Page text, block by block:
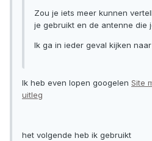
Zou je iets meer kunnen
je gebruikt en de antenne die
Ik ga in ieder geval kijken
Ik heb even lopen googelen Site
uitleg
het volgende heb ik gebruikt